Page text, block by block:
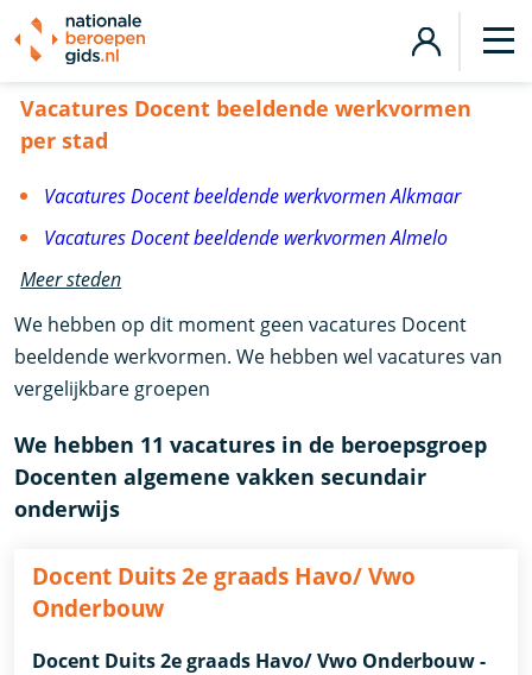
Vacatures Docent beeldende werkvormen
Vacatures Docent beeldende werkvormen
per stad
Vacatures Docent beeldende werkvormen Alkmaar
Vacatures Docent beeldende werkvormen Almelo
Meer steden
We hebben op dit moment geen vacatures Docent
beeldende werkvormen. We hebben wel vacatures van
vergelijkbare groepen
We hebben 11 vacatures in de beroepsgroep
Docenten algemene vakken secundair
onderwijs
Docent Duits 2e graads Havo/ Vwo
Onderbouw
Docent Duits 2e graads Havo/ Vwo Onderbouw -